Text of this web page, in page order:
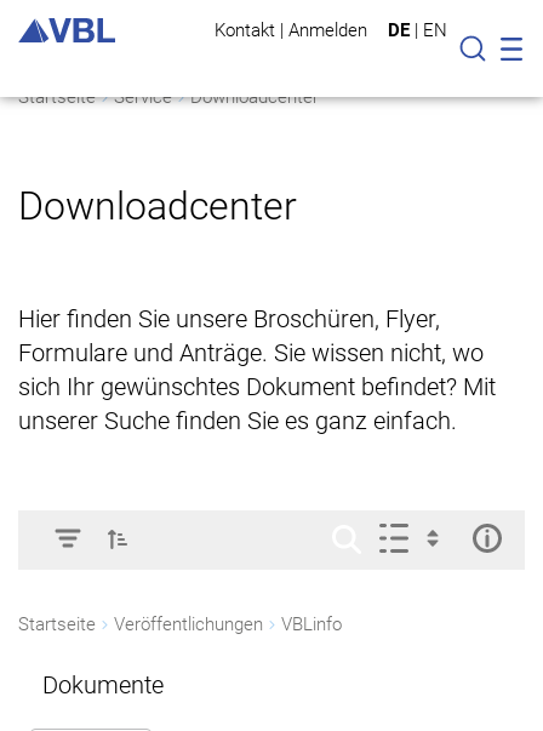
Kontakt | Anmelden DE | EN
Suche
Startseite Service Downloadcenter
Downloadcenter
Hier finden Sie unsere Broschüren, Flyer,
Formulare und Anträge. Sie wissen nicht, wo
sich Ihr gewünschtes Dokument befindet? Mit
unserer Suche finden Sie es ganz einfach.
Startseite Veröffentlichungen VBLinfo
Dokumente